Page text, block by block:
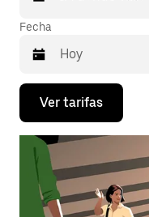
Fecha
Presiona
flecha
hacia
abajo
para
interactuar
con
Ver tarifas